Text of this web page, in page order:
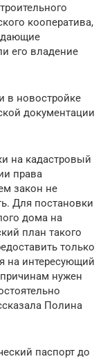
кооператива,
его владение
в новостройке
документации
на кадастровый
права
закон не
Для постановки
дома на
план такого
только
на интересующий
нужен
Полина
паспорт до